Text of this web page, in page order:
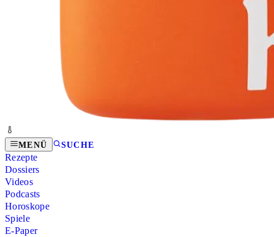
MENÜ SUCHE
Rezepte
Dossiers
Videos
Podcasts
Horoskope
Spiele
E-Paper